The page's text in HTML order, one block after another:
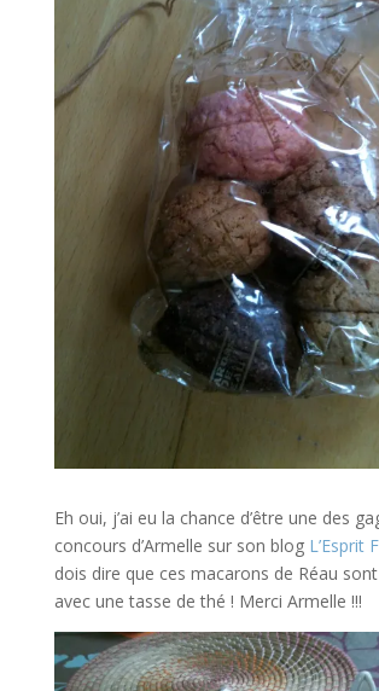
Eh oui, j’ai eu la chance d’être une des
concours d’Armelle sur son blogL’Esprit
dois dire que ces macarons de Réau
avec une tasse de thé ! Merci Armelle !!!